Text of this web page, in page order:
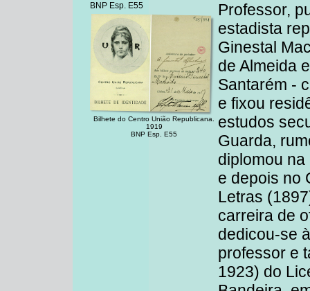
BNP Esp. E55
Bilhete do Centro União Republicana.
1919
BNP Esp. E55
Professor,
estadista
Ginestal
de Almeida
Santarém -
e fixou
estudos
Guarda,
diplomou
e depois no
Letras
carreira de
dedicou-se
professor e
1923) do